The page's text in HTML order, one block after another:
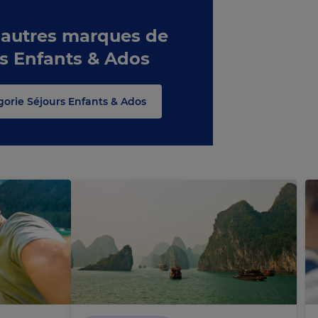
marques de
Enfants & Ados
Séjours Enfants & Ados